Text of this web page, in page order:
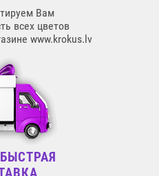
Вам
всех цветов
www.krokus.lv